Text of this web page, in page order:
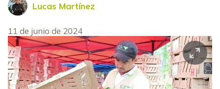
Lucas Martínez
11 de junio de 2024